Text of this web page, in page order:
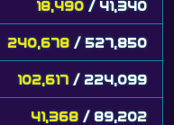
18,490 / 41,340
240,678 / 527,850
102,617 / 224,099
41,368 / 89,202